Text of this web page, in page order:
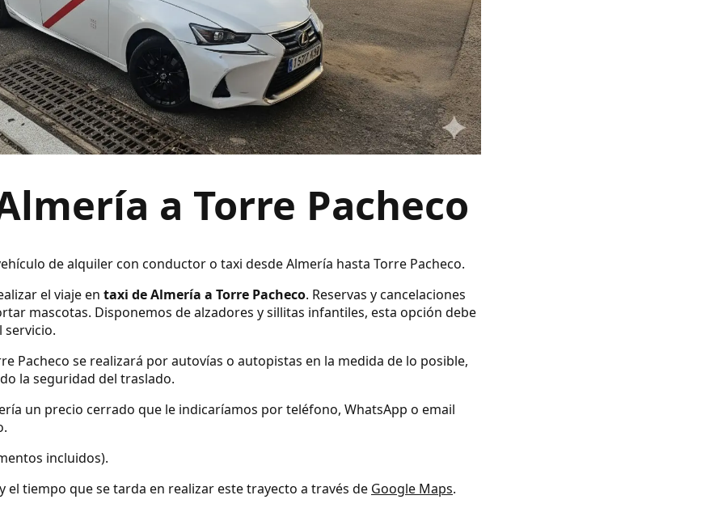
a Torre Pacheco
de alquiler con conductor o taxi desde Almería hasta Torre Pacheco.
el viaje en taxi de Almería a Torre Pacheco. Reservas y cancelaciones
mascotas. Disponemos de alzadores y sillitas infantiles, esta opción debe
servicio.
Pacheco se realizará por autovías o autopistas en la medida de lo posible,
la seguridad del traslado.
un precio cerrado que le indicaríamos por teléfono, WhatsApp o email
incluidos).
el tiempo que se tarda en realizar este trayecto a través de Google Maps.